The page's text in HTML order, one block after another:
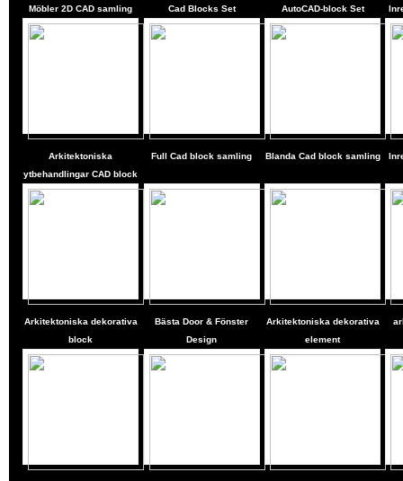
Möbler 2D CAD samling Cad Blocks Set AutoCAD-block Set
Arkitektoniska
ytbehandlingar CAD block
Full Cad block samling Blanda Cad block samling
Arkitektoniska dekorativa
block
Bästa Door & Fönster
Design
Arkitektoniska dekorativa
element